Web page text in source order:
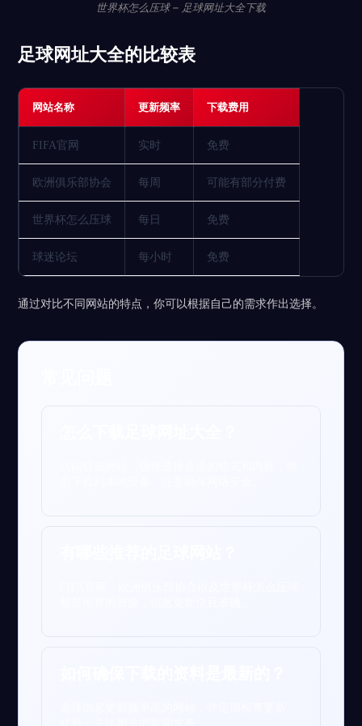
世界杯怎么压球 – 足球网址大全下载
足球网址大全的比较表
网站名称 更新频率 下载费用
FIFA官网 实时 免费
欧洲俱乐部协会 每周 可能有部分付费
世界杯怎么压球 每日 免费
球迷论坛 每小时 免费
通过对比不同网站的特点，你可以根据自己的需求作出选择。